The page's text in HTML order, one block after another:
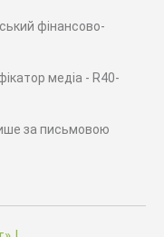
фінансово-
медіа - R40-
за письмовою